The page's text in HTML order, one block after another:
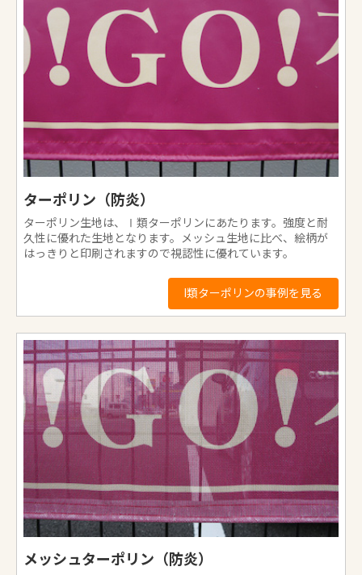
お買い物を続ける
カート（お見積）へ進む
ターポリン（防炎）
ターポリン生地は、Ⅰ類ターポリンにあたります。強度と耐
久性に優れた生地となります。メッシュ生地に比べ、絵柄が
はっきりと印刷されますので視認性に優れています。
I類ターポリンの事例を見る
メッシュターポリン（防炎）